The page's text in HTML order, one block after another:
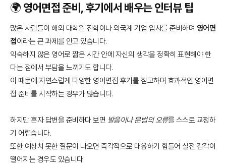
🌍 영어면접 준비, 후기에서 배우는 인터뷰 팁
많은 사람들이 해외 대학원 진학이나 외국계 기업 입사를 준비하며 영어면
접이라는 큰 과제를 안고 있습니다.
익숙하지 않은 영어로 짧은 시간 안에 자신의 생각을 정확히 표현해야 한
다는 점에서 부담을 느끼기도 합니다.
이 때문에 자연스럽게 다양한 영어면접 후기를 참고하며 효과적인 영어면
접 준비를 시작하는 경우가 많습니다.
하지만 혼자 답변을 준비하다 보면 발음이나 문법의 오류를 스스로 교정하
기 어렵습니다.
또한 예상치 못한 질문이 나오면 즉각적으로 대응하기 힘들어 실전 감각이
떨어지는 경우도 있습니다.